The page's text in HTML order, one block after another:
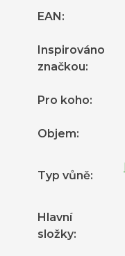
EAN :
Inspirováno
značkou:
Pro koho:
Objem:
Typ vůně:
Hlavní
složky: